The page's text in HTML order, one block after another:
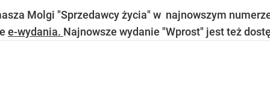
Molgi "Sprzedawcy życia" w najnowszym
e-wydania. Najnowsze wydanie "Wprost" jest też